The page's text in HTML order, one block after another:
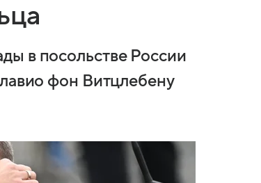
в посольстве России
фон Витцлебену